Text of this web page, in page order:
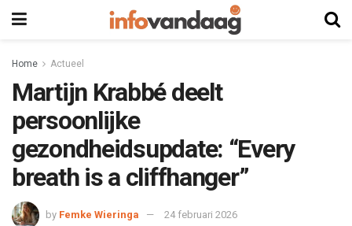
Home Actueel
Martijn Krabbé deelt
persoonlijke
gezondheidsupdate: “Every
breath is a cliffhanger”
by Femke Wieringa 24 februari 2026